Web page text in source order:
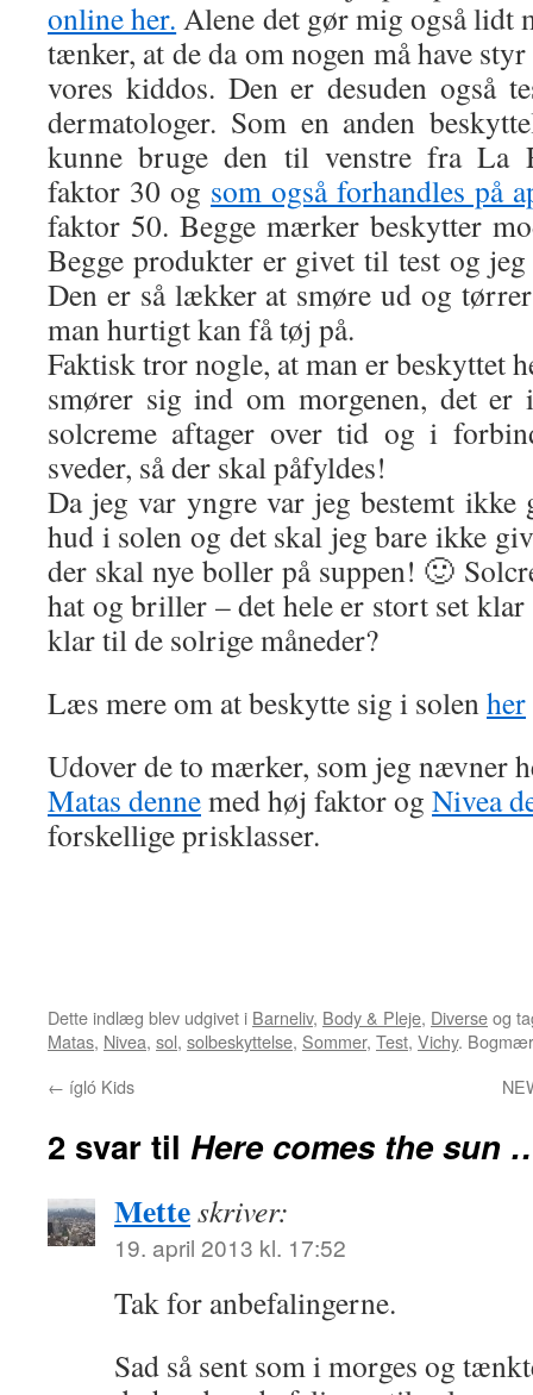
online her. Alene det gør mig også lidt
tænker, at de da om nogen må have
vores kiddos. Den er desuden også
dermatologer. Som en anden
kunne bruge den til venstre fra La
faktor 30 og som også forhandles på
faktor 50. Begge mærker beskytter
Begge produkter er givet til test og
Den er så lækker at smøre ud og
man hurtigt kan få tøj på.
Faktisk tror nogle, at man er beskyttet
smører sig ind om morgenen, det
solcreme aftager over tid og i
sveder, så der skal påfyldes!
Da jeg var yngre var jeg bestemt ikke
hud i solen og det skal jeg bare ikke
der skal nye boller på suppen! 🙂
hat og briller – det hele er stort set
klar til de solrige måneder?
Læs mere om at beskytte sig i solen her
Udover de to mærker, som jeg nævner
Matas dennemed høj faktor og Nivea
forskellige prisklasser.
Dette indlæg blev udgivet i Barneliv, Body & Pleje, Diverseog
Matas, Nivea, sol, solbeskyttelse, Sommer, Test, Vichy.
← ígló Kids
2 svar til Here comes the sun
Metteskriver:
19. april 2013 kl. 17:52
Tak for anbefalingerne.
Sad så sent som i morges og